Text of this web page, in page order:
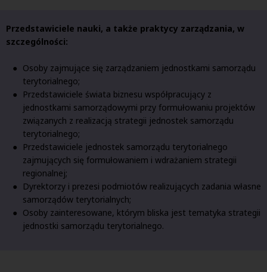
Przedstawiciele nauki, a także praktycy zarządzania, w
szczególności:
Osoby zajmujące się zarządzaniem jednostkami samorządu
terytorialnego;
Przedstawiciele świata biznesu współpracujący z
jednostkami samorządowymi przy formułowaniu projektów
związanych z realizacją strategii jednostek samorządu
terytorialnego;
Przedstawiciele jednostek samorządu terytorialnego
zajmujących się formułowaniem i wdrażaniem strategii
regionalnej;
Dyrektorzy i prezesi podmiotów realizujących zadania własne
samorządów terytorialnych;
Osoby zainteresowane, którym bliska jest tematyka strategii
jednostki samorządu terytorialnego.